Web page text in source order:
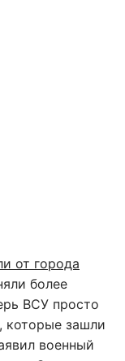
от города
более
ВСУ просто
которые зашли
военный